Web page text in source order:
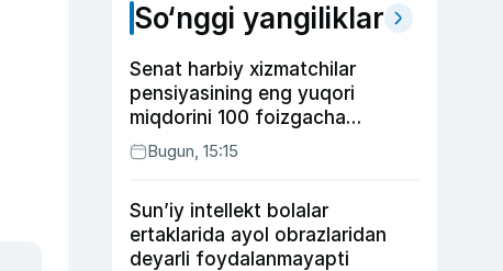
So‘nggi yangiliklar
Senat harbiy xizmatchilar
pensiyasining eng yuqori
miqdorini 100 foizgacha
oshirishni nazarda tutuvchi
qonunni ma’qulladi
Bugun, 15:15
Sun’iy intellekt bolalar
ertaklarida ayol obrazlaridan
deyarli foydalanmayapti